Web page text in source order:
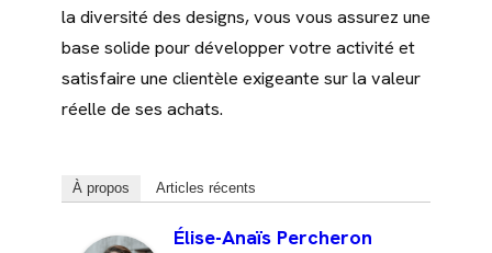
la diversité des designs, vous vous assurez une
base solide pour développer votre activité et
satisfaire une clientèle exigeante sur la valeur
réelle de ses achats.
À propos Articles récents
Élise-Anaïs Percheron